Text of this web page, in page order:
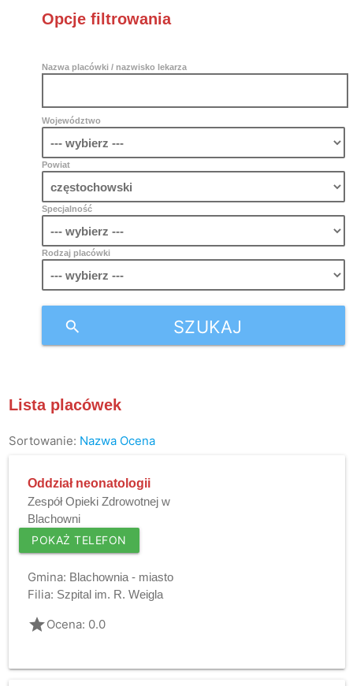
Opcje filtrowania
Nazwa placówki / nazwisko lekarza
Województwo
Powiat
Specjalność
Rodzaj placówki
SZUKAJ
search
Lista placówek
Sortowanie: Nazwa Ocena
Oddział neonatologii
Zespół Opieki Zdrowotnej w
Blachowni
POKAŻ TELEFON
Gmina: Blachownia - miasto
Filia: Szpital im. R. Weigla
gradeOcena: 0.0